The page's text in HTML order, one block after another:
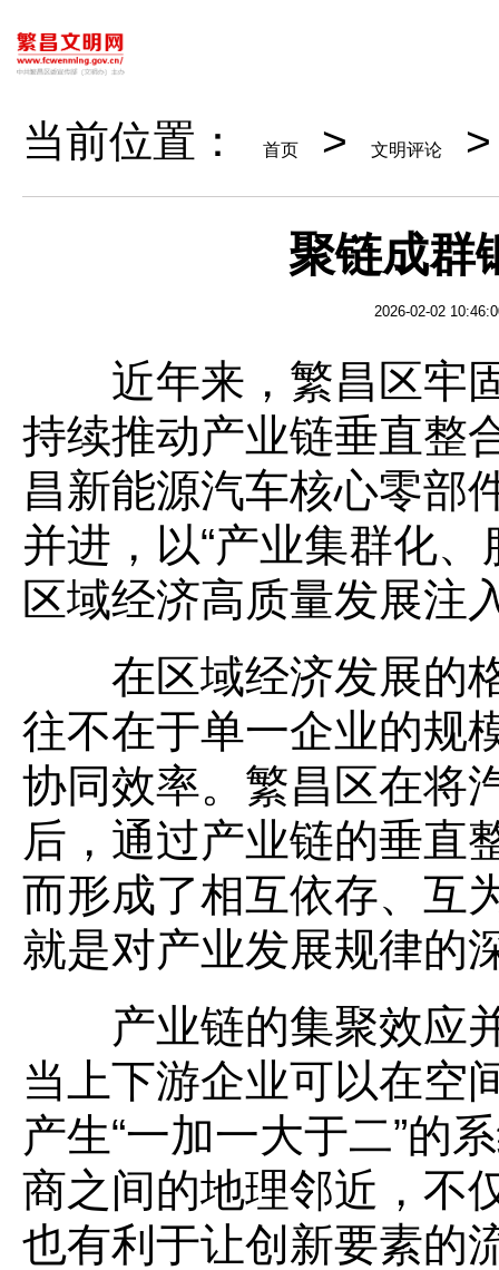
当前位置： 首页 > 文明评论 >
聚链成群
2026-02-02
近年来，繁昌区牢固
持续推动产业链垂直整
昌新能源汽车核心零部
并进，以“产业集群化
区域经济高质量发展注
在区域经济发展的格
往不在于单一企业的规
协同效率。繁昌区在将
后，通过产业链的垂直
而形成了相互依存、互
就是对产业发展规律的
产业链的集聚效应并
当上下游企业可以在空
产生“一加一大于二”的
商之间的地理邻近，不
也有利于让创新要素的